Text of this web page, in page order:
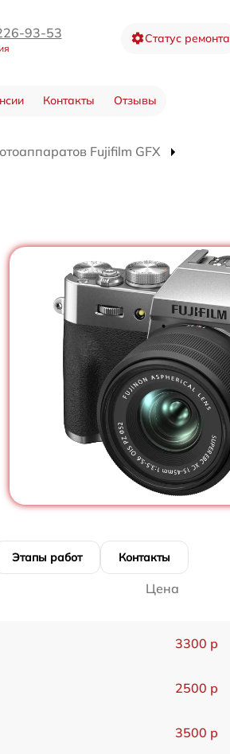
93-53 Статус ремонта
Контакты Отзывы
Fujifilm GFX
Этапы работ Контакты
Цена
3300 р
2500 р
3500 р